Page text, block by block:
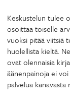
Keskustelun tulee
osoittaa toiselle
vuoksi pitää viitsiä
huolellista kieltä.
ovat olennaisia
äänenpainoja ei
palvelua